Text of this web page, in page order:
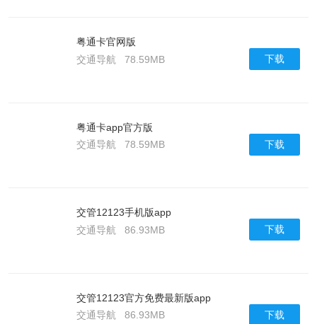
粤通卡官网版
交通导航
78.59MB 下载
粤通卡app官方版
交通导航
78.59MB 下载
交管12123手机版app
交通导航
86.93MB 下载
交管12123官方免费最新版app
交通导航
86.93MB 下载